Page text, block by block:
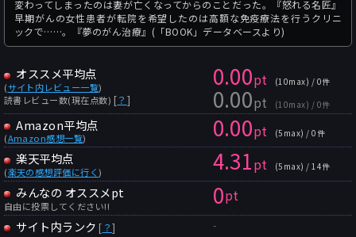
変わってしまったのは妻が亡くなってからのことだった。『怒れる名匠』
早期がんの女性患者が転院を希望したのは高額な免疫療法を行うクリニ
ックで……。『夢のがん治療』(「BOOK」データベースより)
オススメ平均点
(サイト内レビュー一覧)
読書レビュー数(現在点数) [？ ]
0.00pt (10max) / 0件
0.00pt (10max) / 0件
Amazon平均点
(Amazon感想一覧) 0.00pt (5max) / 0件
楽天平均点
(楽天の感想評価に行く) 4.31pt (5max) / 14件
みんなの オススメpt
自由に投票してください!! 0pt
サイト内ランク [ ？] -